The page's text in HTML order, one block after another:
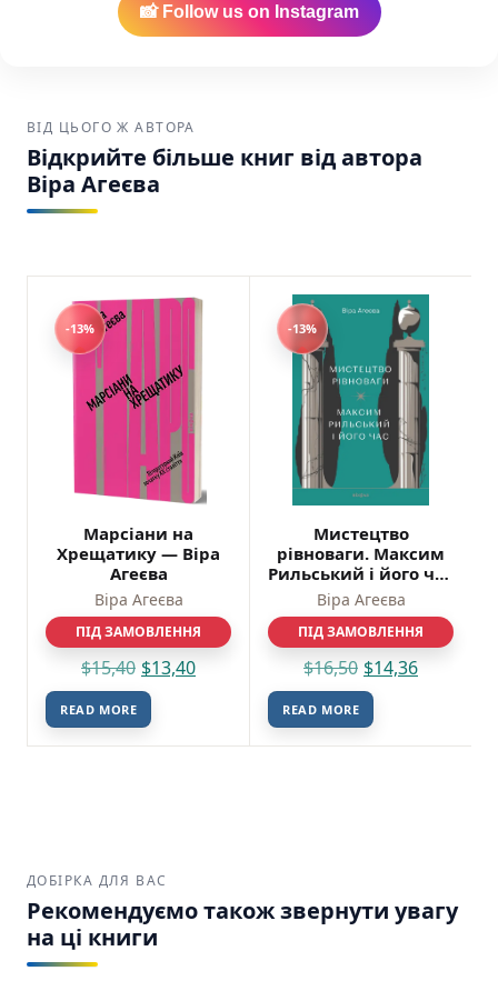
надійно упаковане та відправлене через
USPS, UPS або FedEx по США та Канаді.
SKU: 9786177960323 (978-617-7960-32-3)
📸 Follow us on Instagram
ВІД ЦЬОГО Ж АВТОРА
Відкрийте більше книг від автора
Віра Агеєва
-13%
Марсіани на
Хрещатику — Віра
Агеєва
Віра Агеєва
ПІД ЗАМОВЛЕННЯ
$15,40 $13,40
READ MORE
-13%
Мистецтво
рівноваги. Максим
Рильський і його час
— Віра Агеєва
Віра Агеєва
ПІД ЗАМОВЛЕННЯ
$16,50 $14,36
READ MORE
ДОБІРКА ДЛЯ ВАС
Рекомендуємо також звернути увагу
на ці книги